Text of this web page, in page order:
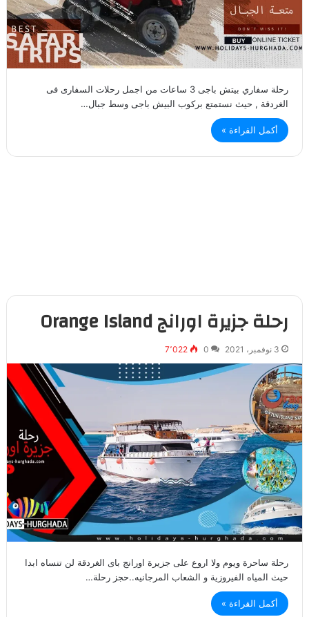
رحلة سفاري بيتش باجى 3 ساعات من اجمل رحلات السفارى فى
الغردقة , حيث نستمتع بركوب البيش باجى وسط جبال…
أكمل القراءة »
رحلة جزيرة اورانج Orange Island
3 نوفمبر، 2021 0 7٬022
رحلة ساحرة ويوم ولا اروع على جزيرة اورانج باى الغردقة لن تنساه ابدا
حيث المياه الفيروزية و الشعاب المرجانيه..حجز رحلة…
أكمل القراءة »